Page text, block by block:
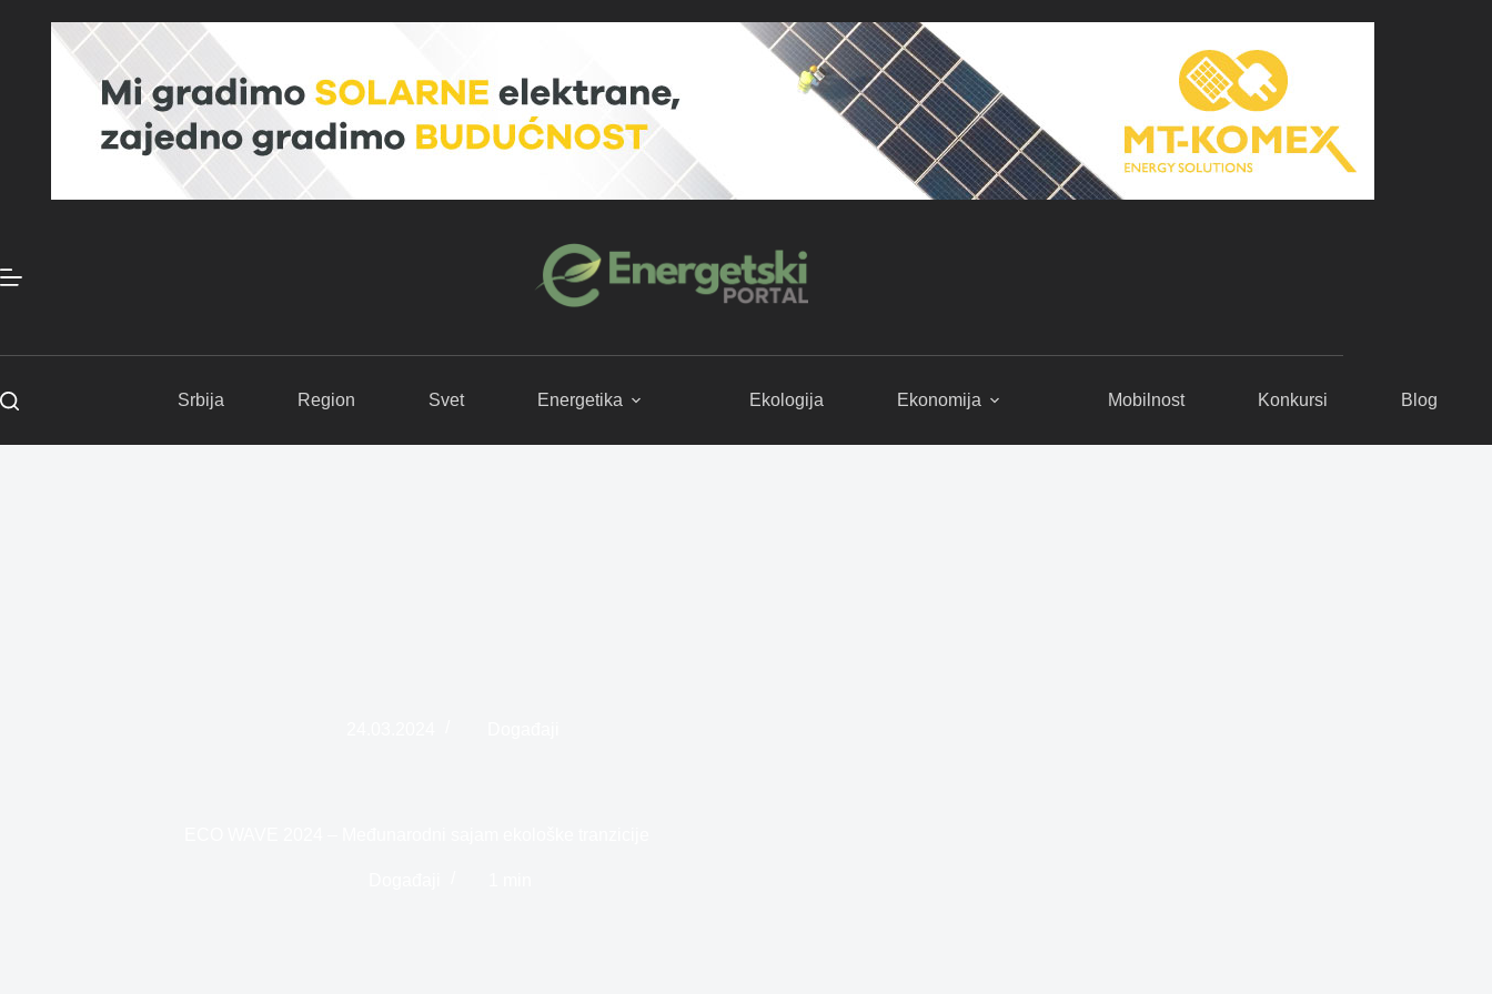
Srbija Region Svet Energetika Ekologija Ekonomija Mobilnost Konkursi Blog